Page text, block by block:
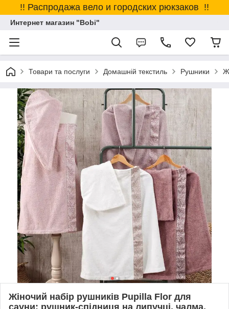
!! Распродажа вело и городских рюкзаков !!
Интернет магазин "Bobi"
Товари та послуги Домашній текстиль Рушники
Жіночий набір рушників Pupilla Flor для
сауни: рушник-спідниця на липучці, чалма,